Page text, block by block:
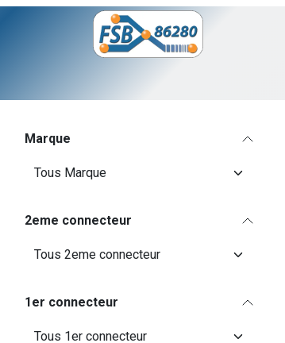
Se rendre au contenu
Marque
2eme connecteur
1er connecteur